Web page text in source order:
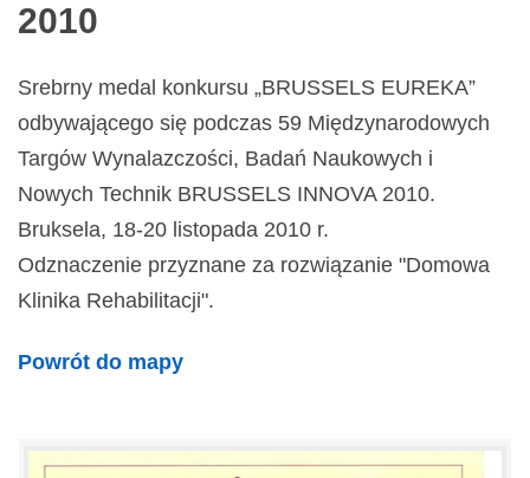
2010
Srebrny medal konkursu „BRUSSELS EUREKA”
odbywającego się podczas 59 Międzynarodowych
Targów Wynalazczości, Badań Naukowych i
Nowych Technik BRUSSELS INNOVA 2010.
Bruksela, 18-20 listopada 2010 r.
Odznaczenie przyznane za rozwiązanie "Domowa
Klinika Rehabilitacji".
Powrót do mapy